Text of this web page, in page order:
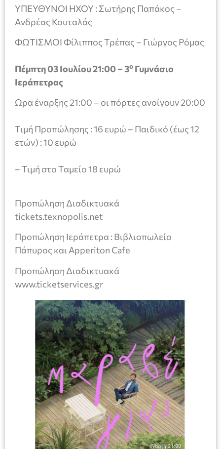
ΥΠΕΥΘΥΝΟΙ ΗΧΟΥ : Σωτήρης Παπάκος –
Aνδρέας Κουταλάς
ΦΩΤΙΣΜΟΙ Φίλιππος Τρέπας – Γιώργος Ρόμας
Πέμπτη 03 Ιουλίου 21:00 – 3ο Γυμνάσιο
Ιεράπετρας
Ωρα έναρξης 21:00 – οι πόρτες ανοίγουν 20:00
Τιμή Προπώλησης : 16 ευρώ – Παιδικό (έως 12
ετών) : 10 ευρώ
– Τιμή στο Ταμείο 18 ευρώ
Προπώληση Διαδικτυακά
tickets.texnopolis.net
Προπώληση Ιεράπετρα : Βιβλιοπωλείο
Πάπυρος και Apperiton Cafe
Προπώληση Διαδικτυακά
www.ticketservices.gr